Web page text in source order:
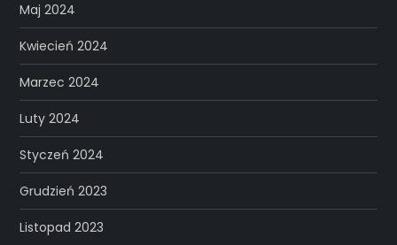
Maj 2024
Kwiecień 2024
Marzec 2024
Luty 2024
Styczeń 2024
Grudzień 2023
Listopad 2023